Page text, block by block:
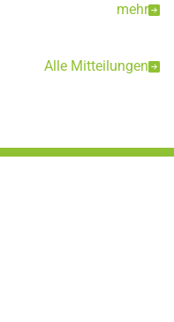
mehr
Alle Mitteilungen